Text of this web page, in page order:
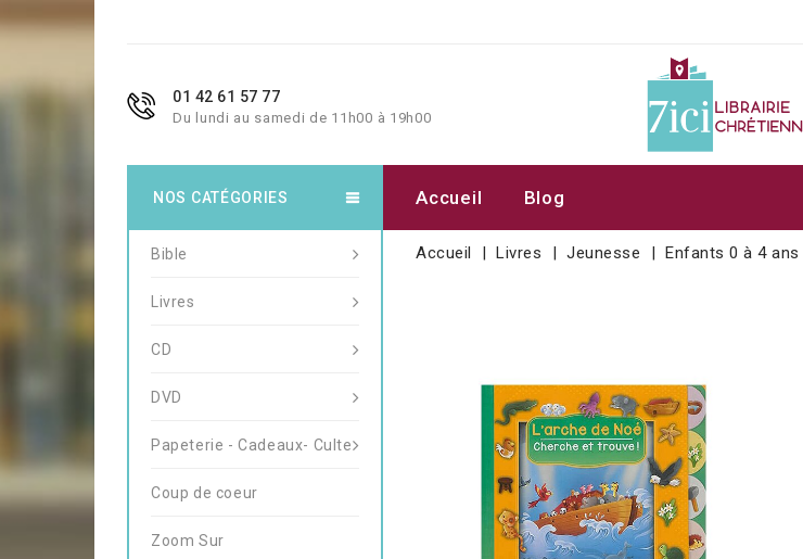
01 42 61 57 77
Du lundi au samedi de 11h00 à 19h00
Accueil Blog
Accueil Livres Jeunesse Enfants 0 à 4 ans
NOS CATÉGORIES
Bible
Livres
CD
DVD
Papeterie - Cadeaux- Culte
Coup de coeur
Zoom Sur